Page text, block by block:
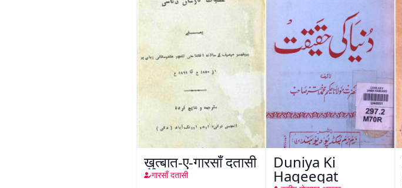
ख़ुत्बात-ए-गारसाँ दतासी
गारसाँ दतासी
Duniya Ki
Haqeeqat